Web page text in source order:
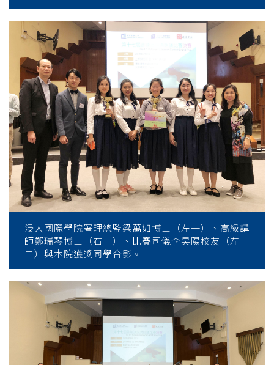
浸大國際學院署理總監梁萬如博士（左一）、高級講
師鄭瑞琴博士（右一）、比賽司儀李昊陽校友（左
二）與本院獲獎同學合影。